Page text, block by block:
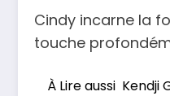
Cindy incarne la
touche
À Lire aussi Kendji